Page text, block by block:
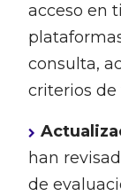
acceso en
consulta,
criterios de
han
de